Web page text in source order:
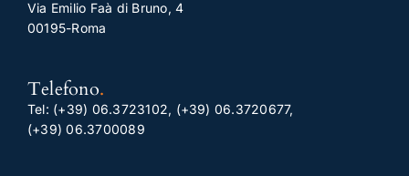
Via Emilio Faà di Bruno, 4
00195-Roma
Telefono.
Tel: (+39) 06.3723102, (+39) 06.3720677,
(+39) 06.3700089